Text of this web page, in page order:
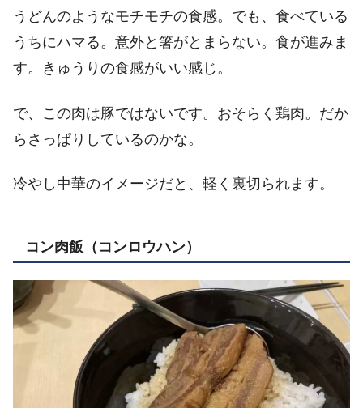
うどんのようなモチモチの食感。でも、食べている
うちにハマる。意外と箸がとまらない。食が進みま
す。きゅうりの食感がいい感じ。
で、この肉は豚ではないです。おそらく鶏肉。だか
らさっぱりしているのかな。
冷やし中華のイメージだと、軽く裏切られます。
コン肉飯（コンロウハン）